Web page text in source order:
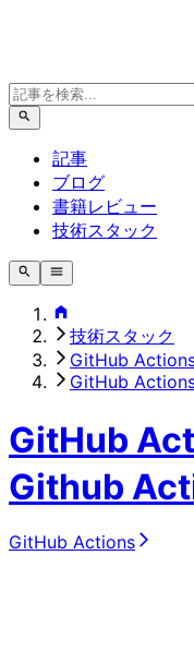
記事
ブログ
書籍レビュー
技術スタック
技術スタック
GitHub
GitHub
GitHub
Github
GitHub Actions